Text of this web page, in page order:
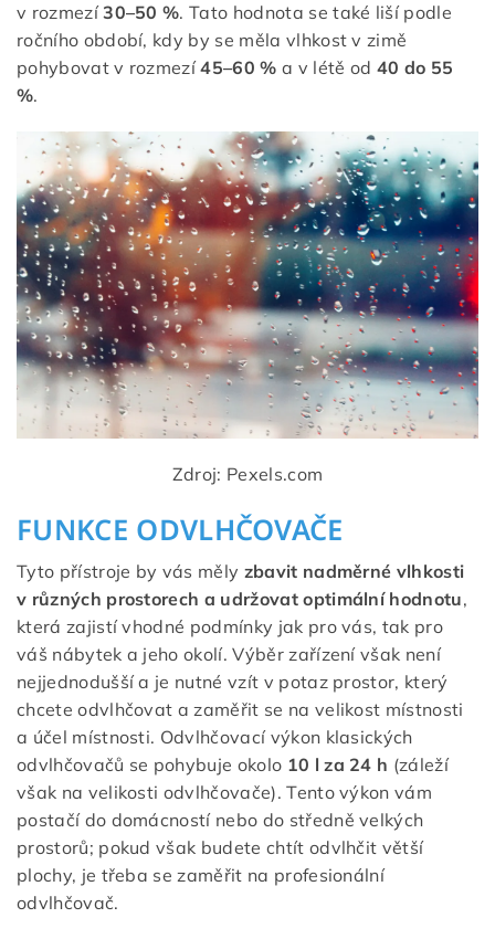
v rozmezí30–50 %. Tato hodnota se také liší podle
ročního období, kdy by se měla vlhkost v zimě
pohybovat v rozmezí45–60 % a v létě od 40 do 55
%.
Zdroj: Pexels.com
FUNKCE ODVLHČOVAČE
Tyto přístroje by vás měly zbavit nadměrné vlhkosti
v různých prostorech a udržovat optimální hodnotu,
která zajistí vhodné podmínky jak pro vás, tak pro
váš nábytek a jeho okolí. Výběr zařízení však není
nejjednodušší a je nutné vzít v potaz prostor, který
chcete odvlhčovat a zaměřit se na velikost místnosti
a účel místnosti. Odvlhčovací výkon klasických
odvlhčovačů se pohybuje okolo 10 l za 24 h (záleží
však na velikosti odvlhčovače). Tento výkon vám
postačí do domácností nebo do středně velkých
prostorů; pokud však budete chtít odvlhčit větší
plochy, je třeba se zaměřit na profesionální
odvlhčovač.